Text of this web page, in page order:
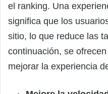
el ranking. Una
significa que los
sitio, lo que reduce las
continuación, se
mejorar la experiencia